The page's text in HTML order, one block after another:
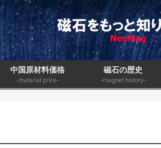
中国原材料価格
-material price-
磁石の歴史
-magnet history-